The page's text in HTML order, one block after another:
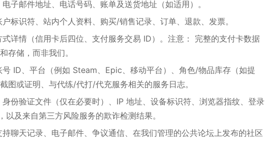
子邮件地址、电话号码、账单及送货地址（如适用）。
标识符、站内个人资料、购买/销售记录、订单、退款、发票。
详情（信用卡后四位、支付服务交易 ID）。注意： 完整的支付卡数据
存储，而非我们。
ID、平台（例如 Steam、Epic、移动平台）、角色/物品库存（如提
图或证明、与代练/代打/代充服务相关的服务日志。
份验证文件（仅在必要时）、IP 地址、设备标识符、浏览器指纹、登录
及来自第三方风险服务的欺诈检测结果。
聊天记录、电子邮件、争议通信、在我们管理的公共论坛上发布的社区